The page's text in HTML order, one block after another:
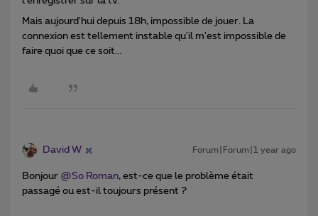
Mais aujourd'hui depuis 18h, impossible de jouer. La
connexion est tellement instable qu'il m'est impossible de
faire quoi que ce soit...
David W Forum|Forum|1 year ago
Bonjour ​ @So Roman, est-ce que le problème était
passagé ou est-il toujours présent ?